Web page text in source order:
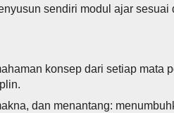
sendiri modul ajar sesuai
konsep dari setiap mata
dan menantang: